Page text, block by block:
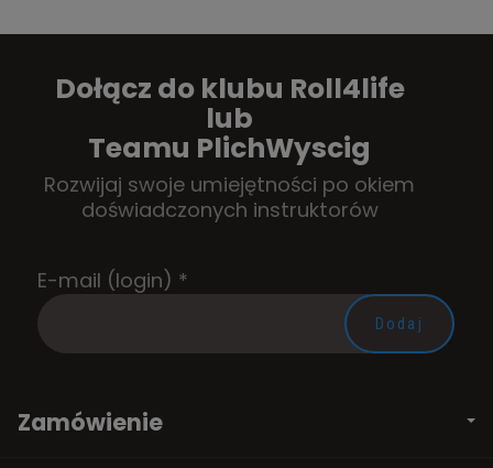
Dołącz do klubu Roll4life
lub
Teamu PlichWyscig
Rozwijaj swoje umiejętności po okiem
doświadczonych instruktorów
E-mail (login) *
Zamówienie